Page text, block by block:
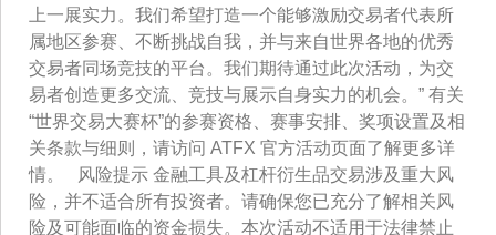
上一展实力。我们希望打造一个能够激励交易者代表所
属地区参赛、不断挑战自我，并与来自世界各地的优秀
交易者同场竞技的平台。我们期待通过此次活动，为交
易者创造更多交流、竞技与展示自身实力的机会。” 有关
“世界交易大赛杯”的参赛资格、赛事安排、奖项设置及相
关条款与细则，请访问 ATFX 官方活动页面了解更多详
情。 风险提示 金融工具及杠杆衍生品交易涉及重大风
险，并不适合所有投资者。请确保您已充分了解相关风
险及可能面临的资金损失。本次活动不适用于法律禁止